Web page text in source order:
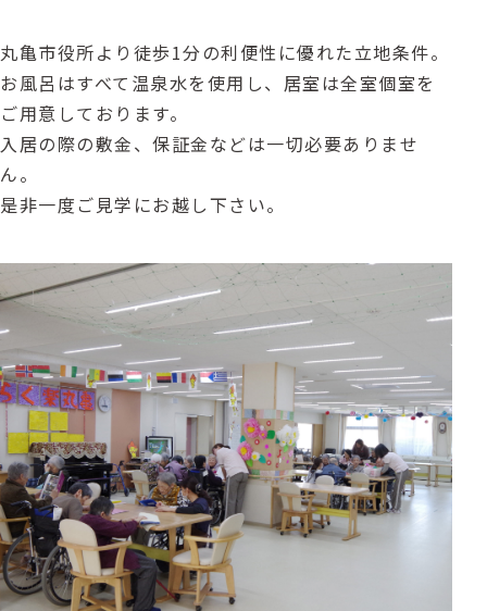
丸亀市役所より徒歩1分の利便性に優れた立地条件。
お風呂はすべて温泉水を使用し、居室は全室個室を
ご用意しております。
入居の際の敷金、保証金などは一切必要ありませ
ん。
是非一度ご見学にお越し下さい。